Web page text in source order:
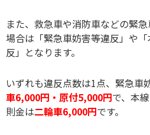
また、救急車や消防車などの緊
場合は「緊急車妨害等違反」や
反」となります。
いずれも違反点数は1点、緊急車
車6,000円・原付5,000円で、本
則金は二輪車6,000円です。